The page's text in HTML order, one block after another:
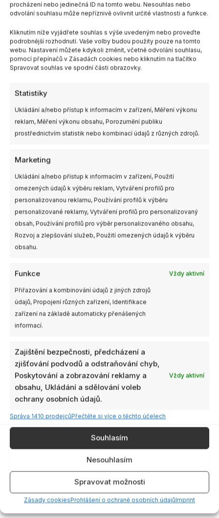
procházení nebo jedinečná ID na tomto webu. Nesouhlas nebo
odvolání souhlasu může nepříznivě ovlivnit určité vlastnosti a funkce.
Kliknutím níže vyjádřete souhlas s výše uvedeným nebo proveďte
podrobnější rozhodnutí. Vaše volby budou použity pouze na tomto
webu. Nastavení můžete kdykoli změnit, včetně odvolání souhlasu,
pomocí přepínačů v Zásadách cookies nebo kliknutím na tlačítko
Spravovat souhlas ve spodní části obrazovky.
Statistiky
Ukládání a/nebo přístup k informacím v zařízení, Měření výkonu
reklam, Měření výkonu obsahu, Porozumění publiku
prostřednictvím statistik nebo kombinací údajů z různých zdrojů.
Marketing
Ukládání a/nebo přístup k informacím v zařízení, Použití
omezených údajů k výběru reklam, Vytváření profilů pro
personalizovanou reklamu, Používání profilů k výběru
personalizované reklamy, Vytváření profilů pro personalizovaný
obsah, Používání profilů pro výběr personalizovaného obsahu,
Rozvoj a zlepšování služeb, Použití omezených údajů k výběru
obsahu.
Funkce Vždy aktivní
Přiřazování a kombinování údajů z jiných zdrojů
údajů, Propojení různých zařízení, Identifikace
zařízení na základě automaticky přenášených
informací.
Zajištění bezpečnosti, předcházení a
zjišťování podvodů a odstraňování chyb,
Poskytování a zobrazování reklamy a
obsahu, Ukládání a sdělování voleb
ochrany osobních údajů.
Vždy aktivní
Správa 1410 prodejcůPřečtěte si více o těchto účelech
Souhlasím
Nesouhlasím
Spravovat možnosti
Zásady cookiesProhlášení o ochraně osobních údajůImprint
- + PŘIDAT DO KOŠÍKU
SKU:- Kategorie:5" ,Vrtule
Barva
Blue, Clear Black, Pink, Purple,
Yellow
Velikost 5"
Výrobce
Související produkty
Gemfan 3″ 3028-3
Windancer
VÝBĚR MOŽNOSTÍ
Tento
produkt
má
variant.
Možnosti
lze
vybrat
na
VÝBĚR MOŽNOSTÍ
Tento
produkt
Možnosti
lze
vybrat
Dostupnost: 1ks
Dostupnost: 1ks